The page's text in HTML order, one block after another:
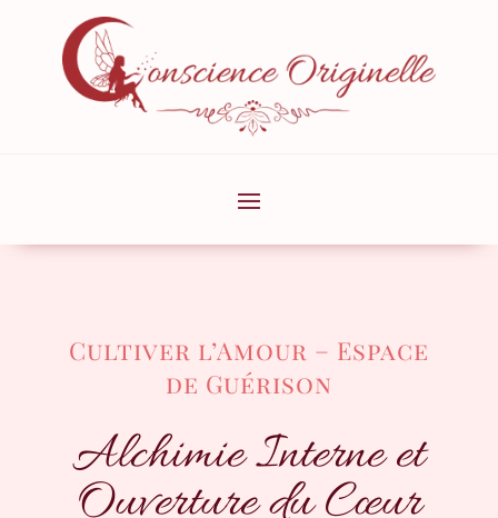
Cultiver l’Amour – Espace
de Guérison
Alchimie Interne et
Ouverture du Cœur